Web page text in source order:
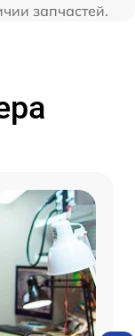
запчастей.